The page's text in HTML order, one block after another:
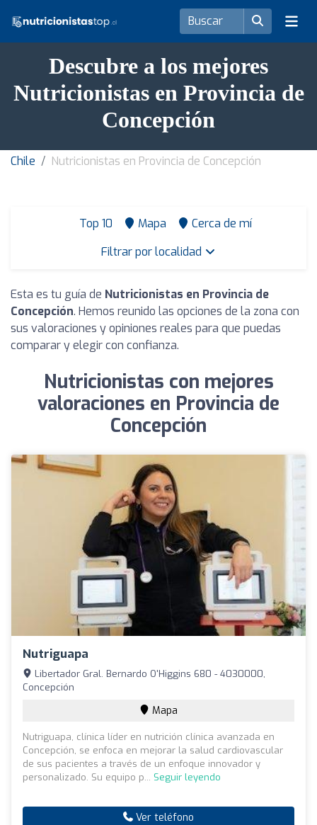
Descubre a los mejores
Nutricionistas en Provincia de
Concepción
Chile Nutricionistas en Provincia de Concepción
Top 10 Mapa
Cerca de mí
Filtrar por localidad
Esta es tu guía de Nutricionistas en Provincia de
Concepción. Hemos reunido las opciones de la zona con
sus valoraciones y opiniones reales para que puedas
comparar y elegir con confianza.
Nutricionistas con mejores
valoraciones en Provincia de
Concepción
Nutriguapa
Libertador Gral. Bernardo O'Higgins 680 - 4030000,
Concepción
Mapa
Nutriguapa, clínica líder en nutrición clínica avanzada en
Concepción, se enfoca en mejorar la salud cardiovascular
de sus pacientes a través de un enfoque innovador y
personalizado. Su equipo p... Seguir leyendo
Ver teléfono